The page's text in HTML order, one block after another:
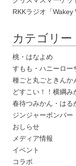
RKKラジオ「Wakey
カテゴリー
桃・はなよめ
すもも・ハニーロー
種ごと丸ごときんか
どすこい！！横綱み
春待つみかん・はる
ジンジャーボンバー
おしらせ
メディア情報
イベント
コラボ